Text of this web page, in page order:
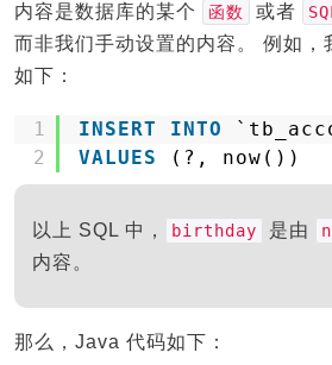
内容是数据库的某个
函数 或者
而非我们手动设置的内容。 例如，
如下：
1
2
INSERT INTO
VALUES
(?, now())
以上 SQL 中， birthday 是由
内容。
那么，Java 代码如下：